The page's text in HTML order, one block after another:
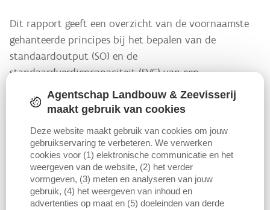
Dit rapport geeft een overzicht van de voornaamste
gehanteerde principes bij het bepalen van de
standaardoutput (SO) en de
standaardverdiencapaciteit (SVC) van een
landbouwbedrijf. De standaardoutput is een
inschatting van de potentiële opbrengsten. De
potentieel factorinkomen.
standaardoutputen standaardverdiencapaciteit worden onder
andere gebruikt voor het bepalen van de economische grootte van
een bedrijf, het bedrijfstype en het potentieel
factorinkomen
Agentschap Landbouw & Zeevisserij
maakt gebruik van cookies
Deze website maakt gebruik van cookies om jouw
gebruikservaring te verbeteren. We verwerken
cookies voor (1) elektronische communicatie en het
weergeven van de website, (2) het verder
vormgeven, (3) meten en analyseren van jouw
gebruik, (4) het weergeven van inhoud en
advertenties op maat en (5) doeleinden van derde